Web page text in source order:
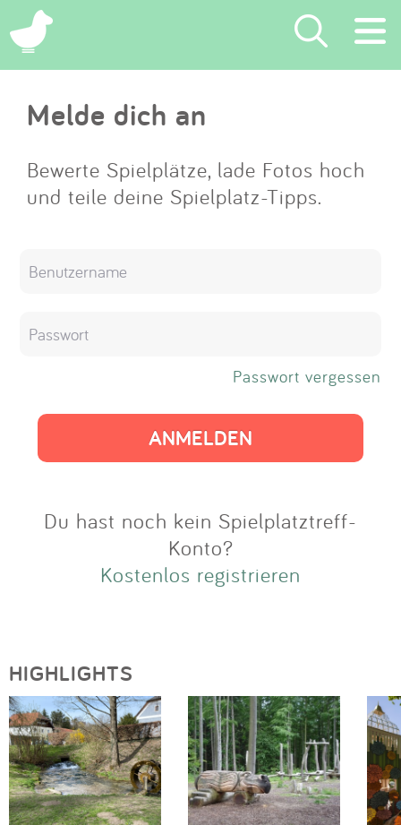
×
Suchen
Eintragen
App
Melde dich an
Bewerte Spielplätze, lade Fotos hoch
und teile deine Spielplatz-Tipps.
Passwort vergessen
Du hast noch kein Spielplatztreff-
Konto?
Kostenlos registrieren
HIGHLIGHTS